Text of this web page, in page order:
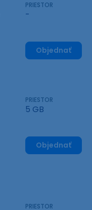
PRIESTOR
-
Objednať
PRIESTOR
5 GB
Objednať
PRIESTOR